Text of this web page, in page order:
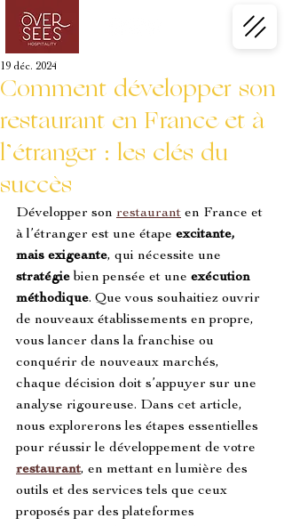
Comment développer son
restaurant en France et à
l’étranger : les clés du
succès
19 déc. 2024
Développer son restaurant en France et
à l’étranger est une étape excitante,
mais exigeante, qui nécessite une
stratégie bien pensée et une exécution
méthodique. Que vous souhaitiez ouvrir
de nouveaux établissements en propre,
vous lancer dans la franchise ou
conquérir de nouveaux marchés,
chaque décision doit s’appuyer sur une
analyse rigoureuse. Dans cet article,
nous explorerons les étapes essentielles
pour réussir le développement de votre
restaurant, en mettant en lumière des
outils et des services tels que ceux
proposés par des plateformes